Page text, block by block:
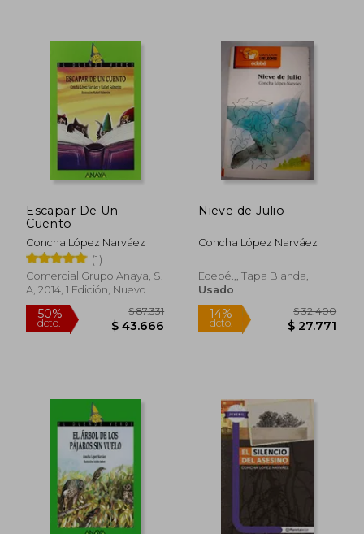
50%
dcto.
$ 94.719
$ 47.359
14%
dcto.
Escapar De Un
Cuento
Concha López Narváez
(1)
Comercial Grupo Anaya, S.
A, 2014, 1 Edición, Nuevo
Nieve de Julio
Concha López Narváez
Edebé.,, Tapa Blanda,
Usado